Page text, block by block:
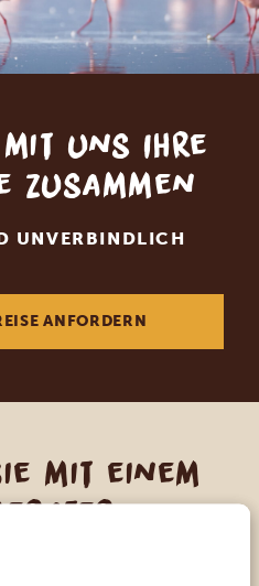
uns Ihre
zusammen
UNVERBINDLICH
ANFORDERN
mit einem
IHNEN GERN